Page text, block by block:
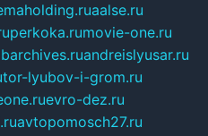
aalse.ru
perkoka.rumovie-one.ru
andreislyusar.ru
tor-lyubov-i-grom.ru
evro-dez.ru
avtopomosch27.ru